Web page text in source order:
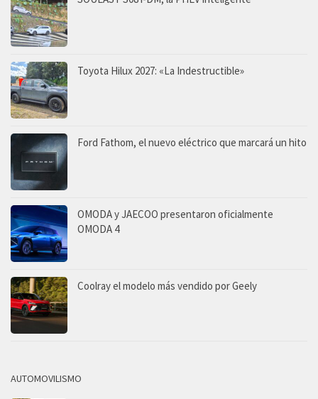
Toyota Hilux 2027: «La Indestructible»
Ford Fathom, el nuevo eléctrico que marcará un hito
OMODA y JAECOO presentaron oficialmente
OMODA 4
Coolray el modelo más vendido por Geely
AUTOMOVILISMO